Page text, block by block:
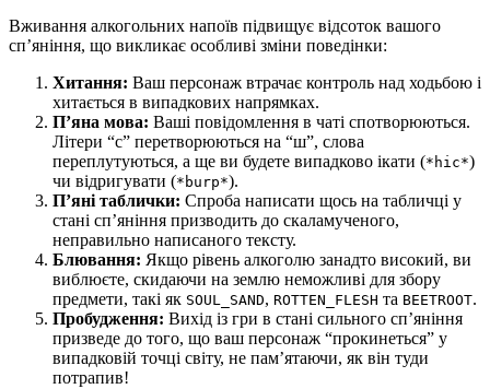
Вживання алкогольних напоїв підвищує відсоток вашого
сп’яніння, що викликає особливі зміни поведінки:
Хитання: Ваш персонаж втрачає контроль над ходьбою і
хитається в випадкових напрямках.
П’яна мова: Ваші повідомлення в чаті спотворюються.
Літери “с” перетворюються на “ш”, слова
переплутуються, а ще ви будете випадково ікати (*hic*)
чи відригувати (*burp*).
П’яні таблички: Спроба написати щось на табличці у
стані сп’яніння призводить до скаламученого,
неправильно написаного тексту.
Блювання: Якщо рівень алкоголю занадто високий, ви
виблюєте, скидаючи на землю неможливі для збору
предмети, такі як SOUL_SAND, ROTTEN_FLESH та BEETROOT.
Пробудження: Вихід із гри в стані сильного сп’яніння
призведе до того, що ваш персонаж “прокинеться” у
випадковій точці світу, не пам’ятаючи, як він туди
потрапив!